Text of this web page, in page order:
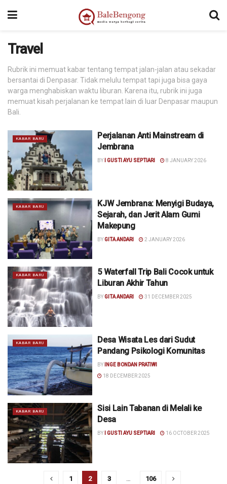
Travel
Rubrik ini memuat kabar tentang tempat jalan-jalan atau sekadar
bersantai di Denpasar. Tidak melulu tempat tapi juga bisa gaya
warga menghabiskan waktu liburan. Karena itu, rubrik ini juga
memuat kisah perjalanan ke tempat lain di luar Denpasar maupun
Bali.
KABAR BARU
Perjalanan Anti Mainstream di
Jembrana
BY I GUSTI AYU SEPTIARI 8 JANUARY 2026
KABAR BARU
KJW Jembrana: Menyigi Budaya,
Sejarah, dan Jerit Alam Gumi
Makepung
BYGITA ANDARI 2 JANUARY 2026
KABAR BARU
5 Waterfall Trip Bali Cocok untuk
Liburan Akhir Tahun
BYGITA ANDARI 31 DECEMBER 2025
KABAR BARU
Desa Wisata Les dari Sudut
Pandang Psikologi Komunitas
BY
INGE BONDAN PRATIWI
18 DECEMBER 2025
KABAR BARU
Sisi Lain Tabanan di Melali ke
Desa
BY I GUSTI AYU SEPTIARI 16 OCTOBER 2025
1 2 3 … 106